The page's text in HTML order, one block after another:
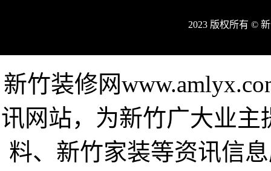
2023 版权所有 ©
新竹装修网
讯网站，为新竹广大业
料、新竹家装等资讯信